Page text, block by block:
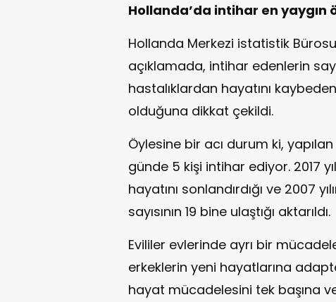
Hollanda’da intihar en yaygın
Hollanda Merkezi istatistik
açıklamada, intihar edenlerin
hastalıklardan hayatını
olduğuna dikkat çekildi.
Öylesine bir acı durum ki,
günde 5 kişi intihar ediyor. 2017
hayatını sonlandırdığı ve 2007
sayısının 19 bine ulaştığı aktarıldı.
Evililer evlerinde ayrı bir
erkeklerin yeni hayatlarına
hayat mücadelesini tek başına